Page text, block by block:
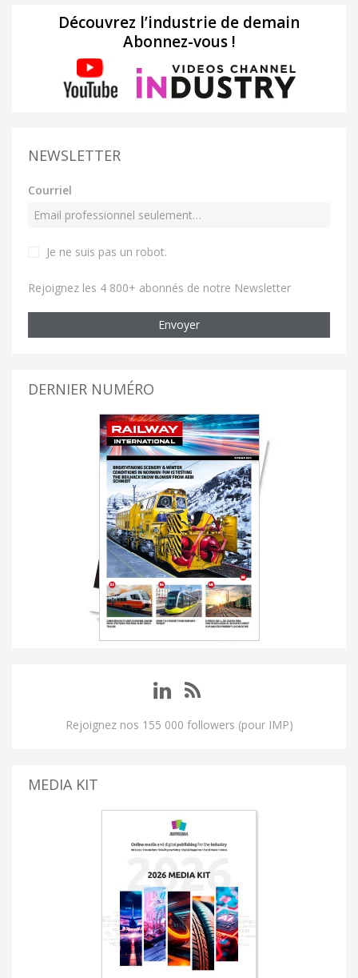
Découvrez l’industrie de demain
Abonnez-vous !
NEWSLETTER
Courriel
Je ne suis pas un robot.
Rejoignez les 4 800+ abonnés de notre Newsletter
Envoyer
DERNIER NUMÉRO
Rejoignez nos 155 000 followers (pour IMP)
MEDIA KIT